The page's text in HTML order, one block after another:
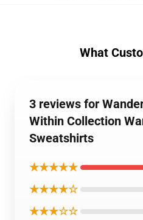
What
3 reviews for
Within Collection
Sweatshirts
★★★★★
★★★★☆
★★★☆☆